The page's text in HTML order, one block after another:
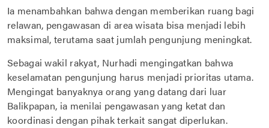
Ia menambahkan bahwa dengan memberikan ruang bagi
relawan, pengawasan di area wisata bisa menjadi lebih
maksimal, terutama saat jumlah pengunjung meningkat.
Sebagai wakil rakyat, Nurhadi mengingatkan bahwa
keselamatan pengunjung harus menjadi prioritas utama.
Mengingat banyaknya orang yang datang dari luar
Balikpapan, ia menilai pengawasan yang ketat dan
koordinasi dengan pihak terkait sangat diperlukan.